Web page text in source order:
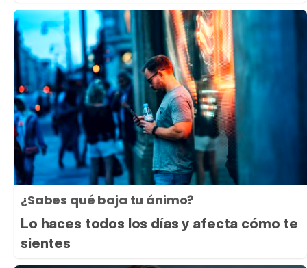
¿Sabes qué baja tu ánimo?
Lo haces todos los días y afecta cómo te
sientes